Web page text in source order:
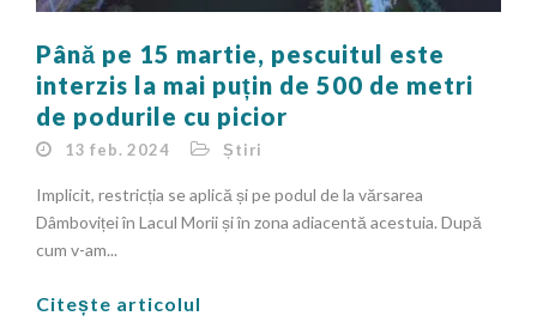
Până pe 15 martie, pescuitul este
interzis la mai puțin de 500 de metri
de podurile cu picior
13 feb. 2024 Știri
Implicit, restricția se aplică și pe podul de la vărsarea
Dâmboviței în Lacul Morii și în zona adiacentă acestuia. După
cum v-am...
Citește articolul